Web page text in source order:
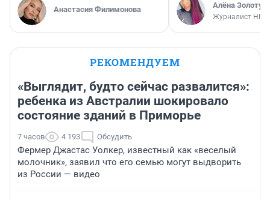
Анастасия Филимонова Алёна
Журналист НГС
РЕКОМЕНДУЕМ
«Выглядит, будто сейчас развалится»:
ребенка из Австралии шокировало
состояние зданий в Приморье
7 часов 4 193 Обсудить
Фермер Джастас Уолкер, известный как «веселый
молочник», заявил что его семью могут выдворить
из России — видео